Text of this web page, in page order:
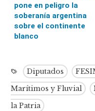
pone en peligro la
soberanía argentina
sobre el continente
blanco
Diputados
Marítimos y Fluvial
la Patria